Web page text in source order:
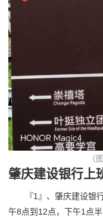
（
肇庆建设银行上
『1』、肇庆建设银
午8点到12点，下午1点